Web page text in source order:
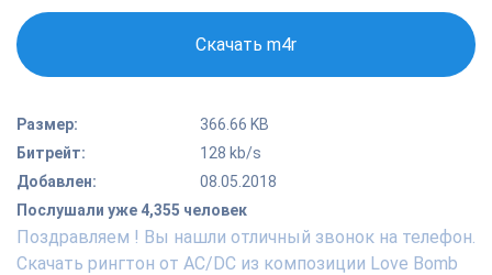
Скачать m4r
Размер:
366.66 KB
Битрейт:
128 kb/s
Добавлен:
08.05.2018
Послушали уже 4,355 человек
Поздравляем ! Вы нашли отличный звонок на телефон.
Скачать рингтон от AC/DC из композиции Love Bomb